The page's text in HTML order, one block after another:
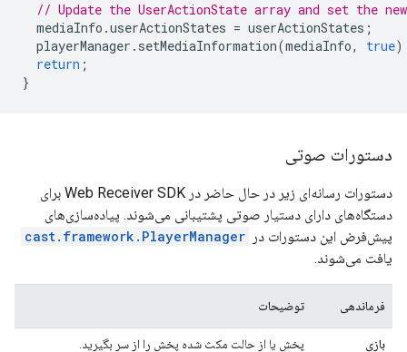
// Update the UserActionState array and set the
mediaInfo .userActionStates = userActionStates ;
playerManager . setMediaInformation(mediaInfo, true
return ;
}
دستورات صوتی
دستورات رسانه‌ای زیر در حال حاضر در Web Receiver SDK برای
دستگاه‌های دارای دستیار صوتی پشتیبانی می‌شوند. پیاده‌سازی‌های
پیش‌فرض این دستورات در cast.framework.PlayerManager
یافت می‌شوند.
فرماندهی توضیحات
بازی پخش یا از حالت مکث شده پخش را از سر بگیرید.